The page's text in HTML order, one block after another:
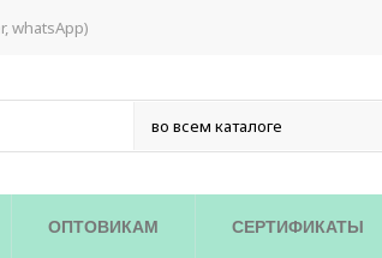
whatsApp)
ОПТОВИКАМ СЕРТИФИКАТЫ